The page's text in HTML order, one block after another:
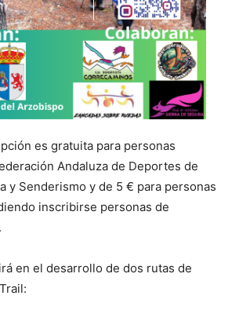
es gratuita para personas
Andaluza de Deportes de
y Senderismo y de 5 € para personas
inscribirse personas de
en el desarrollo de dos rutas de